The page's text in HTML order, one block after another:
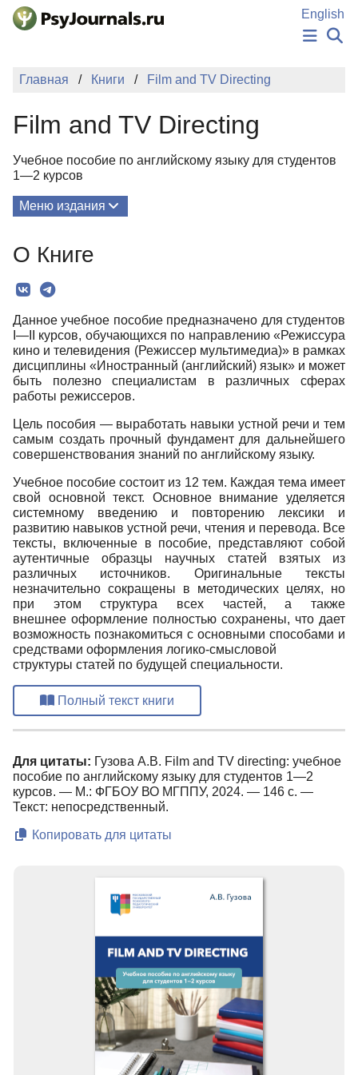
Перейти к основному содержанию
English
НОВОСТИ
ПОДАТЬ РУКОПИСЬ
КЛЮЧЕВЫЕ СЛОВА
Регистрация
Главная Книги Film and TV Directing
Film and TV Directing
Учебное пособие по английскому языку для студентов
1—2 курсов
Меню издания
О Книге
Данное учебное пособие предназначено для студентов
I—II курсов, обучающихся по направлению «Режиссура
кино и телевидения (Режиссер мультимедиа)» в рамках
дисциплины «Иностранный (английский) язык» и может
быть полезно специалистам в различных сферах
работы режиссеров.
Цель пособия — выработать навыки устной речи и тем
самым создать прочный фундамент для дальнейшего
совершенствования знаний по английскому языку.
Учебное пособие состоит из 12 тем. Каждая тема имеет
свой основной текст. Основное внимание уделяется
системному введению и повторению лексики и
развитию навыков устной речи, чтения и перевода. Все
тексты, включенные в пособие, представляют собой
аутентичные образцы научных статей взятых из
различных источников. Оригинальные тексты
незначительно сокращены в методических целях, но
при этом структура всех частей, а также
внешнее оформление полностью сохранены, что дает
возможность познакомиться с основными способами и
средствами оформления логико-смысловой
структуры статей по будущей специальности.
Полный текст книги
Для цитаты: Гузова А.В. Film and TV directing: учебное
пособие по английскому языку для студентов 1—2
курсов. — М.: ФГБОУ ВО МГППУ, 2024. — 146 с. —
Текст: непосредственный.
Копировать для цитаты